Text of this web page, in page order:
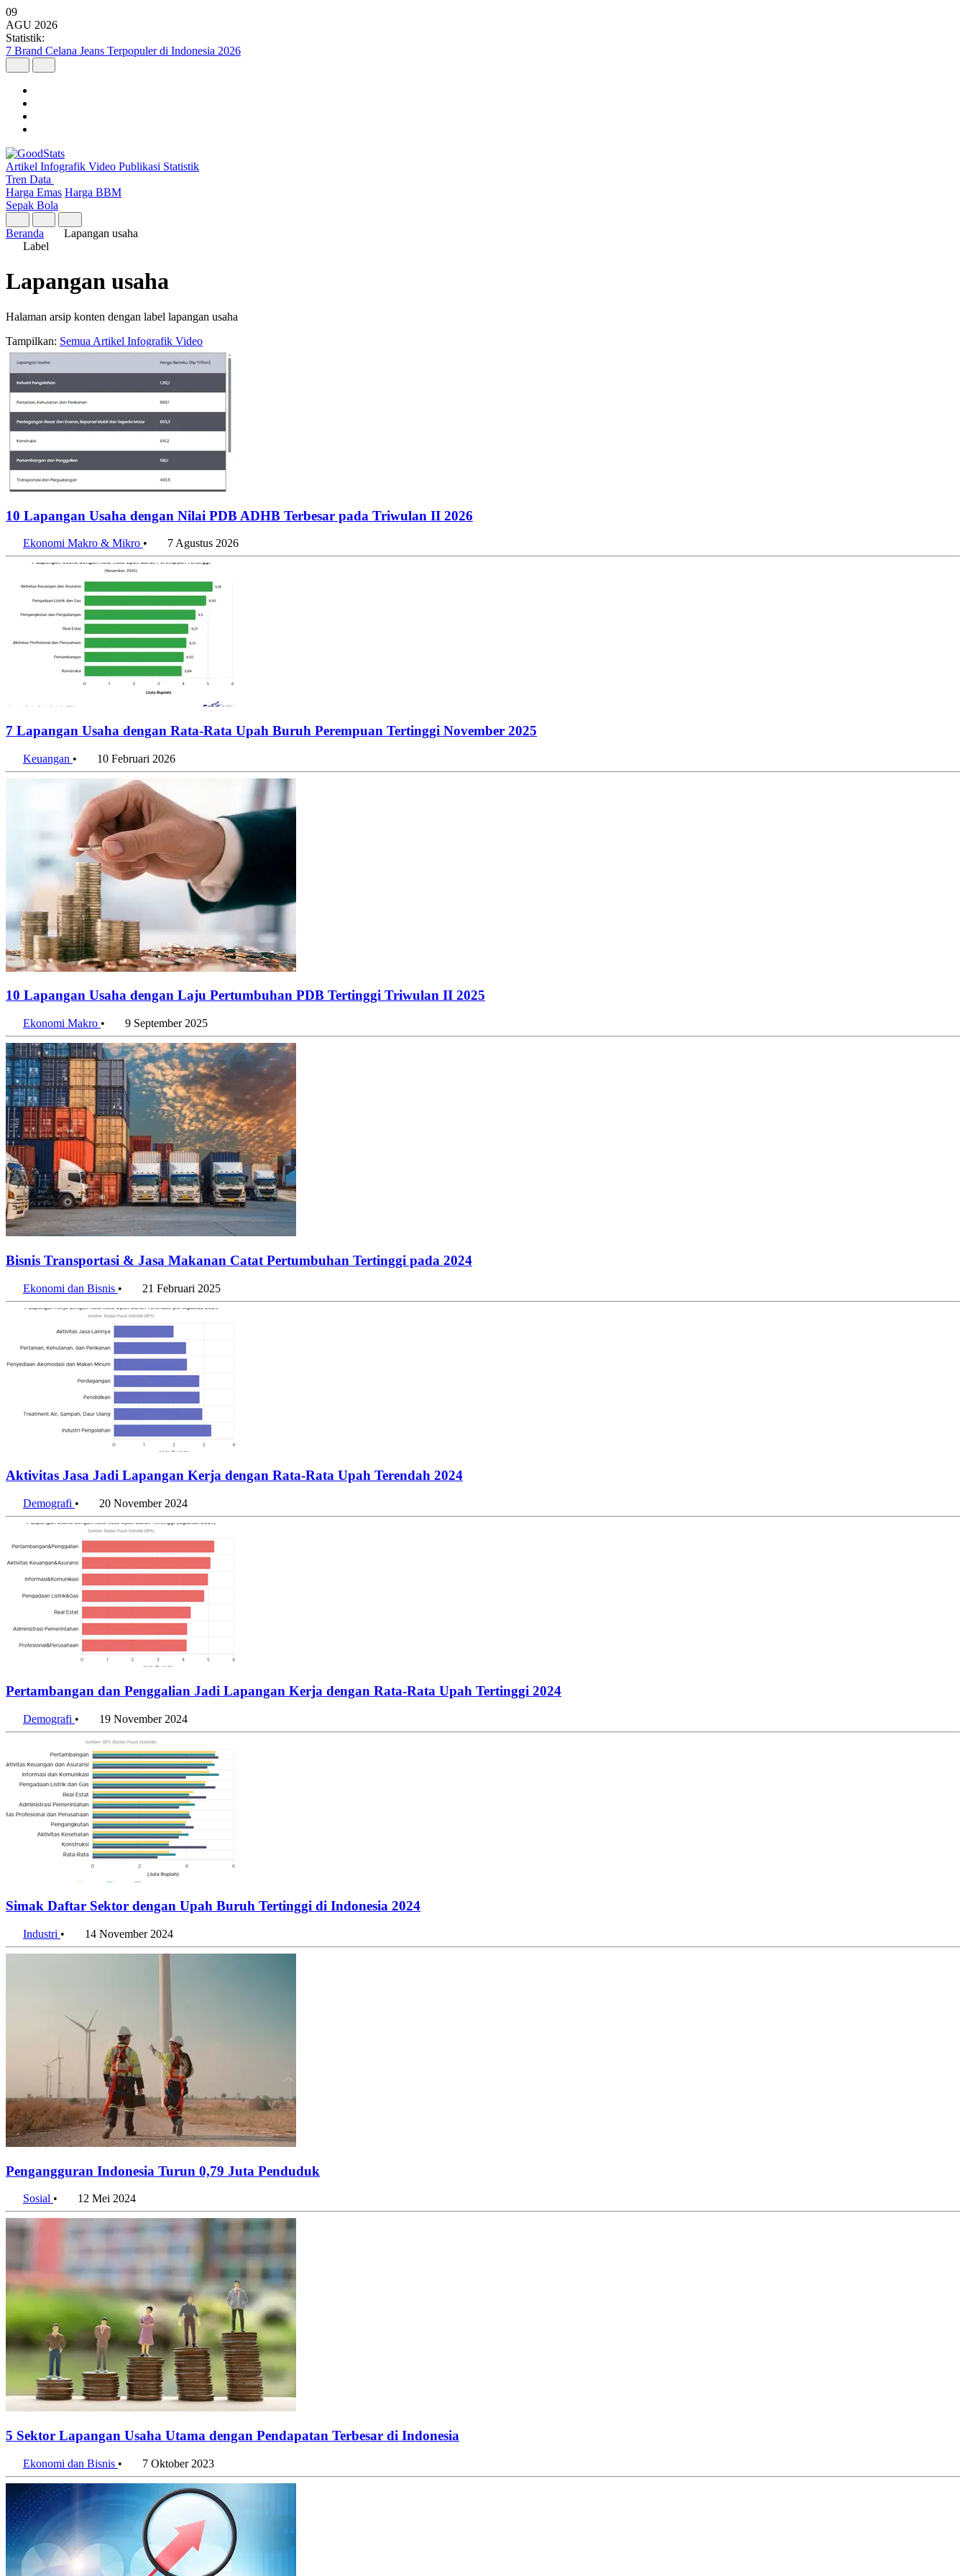
09
AGU 2026
Statistik:
7 Brand Celana Jeans Terpopuler di Indonesia 2026
Artikel Infografik Video Publikasi Statistik
Tren Data
Harga Emas Harga BBM
Sepak Bola
Beranda
Lapangan usaha
Label
Lapangan usaha
Halaman arsip konten dengan label lapangan usaha
Tampilkan: Semua Artikel Infografik Video
10 Lapangan Usaha dengan Nilai PDB ADHB Terbesar pada Triwulan II 2026
Ekonomi Makro & Mikro • 7 Agustus 2026
7 Lapangan Usaha dengan Rata-Rata Upah Buruh Perempuan Tertinggi November 2025
Keuangan • 10 Februari 2026
10 Lapangan Usaha dengan Laju Pertumbuhan PDB Tertinggi Triwulan II 2025
Ekonomi Makro • 9 September 2025
Bisnis Transportasi & Jasa Makanan Catat Pertumbuhan Tertinggi pada 2024
Ekonomi dan Bisnis • 21 Februari 2025
Aktivitas Jasa Jadi Lapangan Kerja dengan Rata-Rata Upah Terendah 2024
Demografi • 20 November 2024
Pertambangan dan Penggalian Jadi Lapangan Kerja dengan Rata-Rata Upah Tertinggi 2024
Demografi • 19 November 2024
Simak Daftar Sektor dengan Upah Buruh Tertinggi di Indonesia 2024
Industri • 14 November 2024
Pengangguran Indonesia Turun 0,79 Juta Penduduk
Sosial • 12 Mei 2024
5 Sektor Lapangan Usaha Utama dengan Pendapatan Terbesar di Indonesia
Ekonomi dan Bisnis • 7 Oktober 2023